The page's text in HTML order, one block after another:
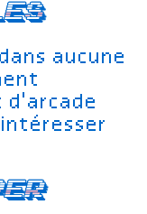
aucune
d'arcade